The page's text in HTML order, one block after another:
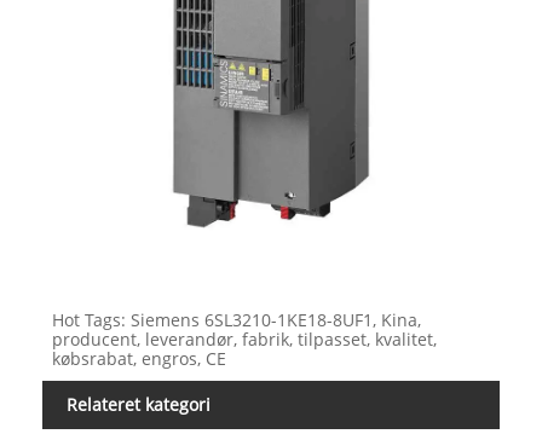
Hot Tags: Siemens 6SL3210-1KE18-8UF1, Kina,
producent, leverandør, fabrik, tilpasset, kvalitet,
købsrabat, engros, CE
Relateret kategori